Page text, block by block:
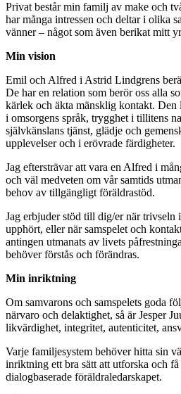
Privat består min familj av make och
har många intressen och deltar i olika
vänner – något som även berikat mitt
Min vision
Emil och Alfred i Astrid Lindgrens
De har en relation som berör oss alla
kärlek och äkta mänsklig kontakt. Den
i omsorgens språk, trygghet i tillitens
självkänslans tjänst, glädje och
upplevelser och i erövrade färdigheter.
Jag eftersträvar att vara en Alfred i
och väl medveten om vår samtids
behov av tillgängligt föräldrastöd.
Jag erbjuder stöd till dig/er när trivseln
upphört, eller när samspelet och
antingen utmanats av livets
behöver förstås och förändras.
Min inriktning
Om samvarons och samspelets goda
närvaro och delaktighet, så är Jesper
likvärdighet, integritet, autenticitet,
Varje familjesystem behöver hitta sin
inriktning ett bra sätt att utforska och
dialogbaserade föräldraledarskapet.